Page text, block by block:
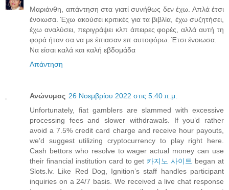
Μαριάνθη, απάντηση στα γιατί συνήθως δεν έχω. Απλά έτσι
ένοιωσα. Έχω ακούσει κριτικές για τα βιβλία, έχω συζητήσει,
έχω αναλύσει, περιγράψει κλπ άπειρες φορές, αλλά αυτή τη
φορά ήταν σα να με έπιασαν επ αυτοφόρω. Έτσι ένοιωσα.
Να είσαι καλά και καλή εβδομάδα
Απάντηση
Ανώνυμος 26 Νοεμβρίου 2022 στις 5:40 π.μ.
Unfortunately, fiat gamblers are slammed with excessive
processing fees and slower withdrawals. If you’d rather
avoid a 7.5% credit card charge and receive hour payouts,
we’d suggest utilizing cryptocurrency to play right here.
Cash bettors who resolve to wager actual money can use
their financial institution card to get 카지노 사이트 began at
Slots.lv. Like Red Dog, Ignition’s staff handles participant
inquiries on a 24/7 basis. We received a live chat response